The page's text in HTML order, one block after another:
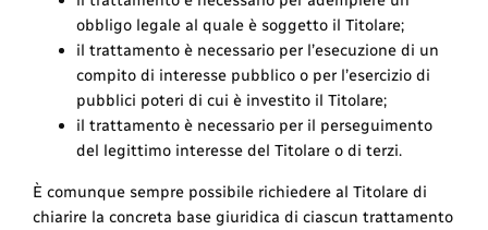
obbligo legale al quale è soggetto il Titolare;
il trattamento è necessario per l’esecuzione di un
compito di interesse pubblico o per l’esercizio di
pubblici poteri di cui è investito il Titolare;
il trattamento è necessario per il perseguimento
del legittimo interesse del Titolare o di terzi.
È comunque sempre possibile richiedere al Titolare di
chiarire la concreta base giuridica di ciascun trattamento